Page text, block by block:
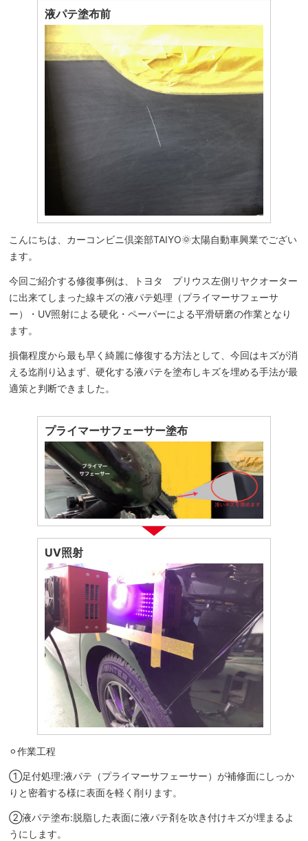
液パテ塗布前
こんにちは、カーコンビニ倶楽部TAIYO🌞太陽自動車興業でござい
ます。
今回ご紹介する修復事例は、トヨタ プリウス左側リヤクオーター
に出来てしまった線キズの液パテ処理（プライマーサフェーサ
ー）・UV照射による硬化・ペーパーによる平滑研磨の作業となり
ます。
損傷程度から最も早く綺麗に修復する方法として、今回はキズが消
える迄削り込まず、硬化する液パテを塗布しキズを埋める手法が最
適策と判断できました。
プライマーサフェーサー塗布
UV照射
⚪︎作業工程
①足付処理:液パテ（プライマーサフェーサー）が補修面にしっか
りと密着する様に表面を軽く削ります。
②液パテ塗布:脱脂した表面に液パテ剤を吹き付けキズが埋まるよ
うにします。